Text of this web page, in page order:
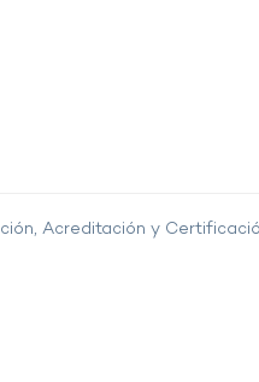
Acreditación y